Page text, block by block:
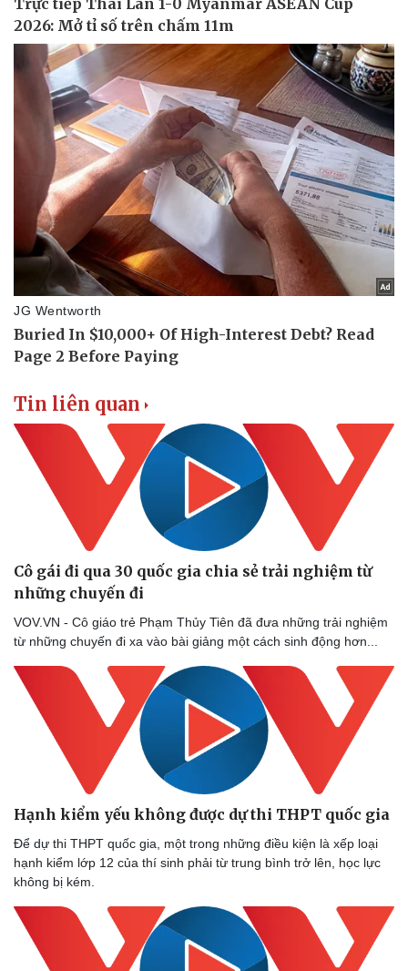
Doanh nghiệp
Thông tin doanh nghiệp
Doanh nghiệp 24h
Doanh nhân
Vì cộng đồng
Công nghệ
Sành điệu
Tin Công nghệ
Trải nghiệm
Tin liên quan
Cô gái đi qua 30 quốc gia chia sẻ trải nghiệm từ
những chuyến đi
VOV.VN - Cô giáo trẻ Phạm Thủy Tiên đã đưa những trải nghiệm
từ những chuyến đi xa vào bài giảng một cách sinh động hơn...
Hạnh kiểm yếu không được dự thi THPT quốc gia
Để dự thi THPT quốc gia, một trong những điều kiện là xếp loại
hạnh kiểm lớp 12 của thí sinh phải từ trung bình trở lên, học lực
không bị kém.